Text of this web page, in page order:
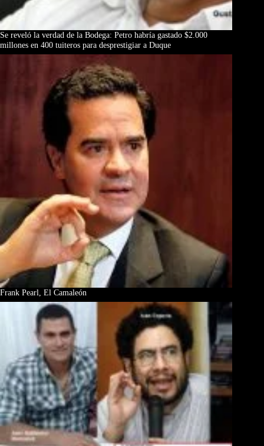
Se reveló la verdad de la Bodega: Petro habría gastado $2.000
millones en 400 tuiteros para desprestigiar a Duque
Frank Pearl, El Camaleón